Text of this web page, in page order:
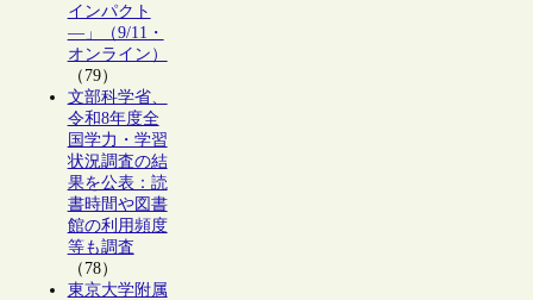
インパクト
―」（9/11・
オンライン）
（79）
文部科学省、
令和8年度全
国学力・学習
状況調査の結
果を公表：読
書時間や図書
館の利用頻度
等も調査
（78）
東京大学附属